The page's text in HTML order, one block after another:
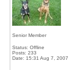
Senior Member
Status: Offline
Posts: 233
Date: 15:31 Aug 7, 2007